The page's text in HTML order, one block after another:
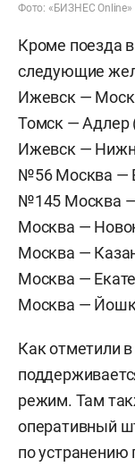
Фото: «БИЗНЕС Online»
Кроме поезда
следующие
Ижевск —
Томск — Адлер
Ижевск —
№56 Москва —
№145 Москва —
Москва —
Москва —
Москва —
Москва —
Как отметили
режим. Там
оперативный
по устранению